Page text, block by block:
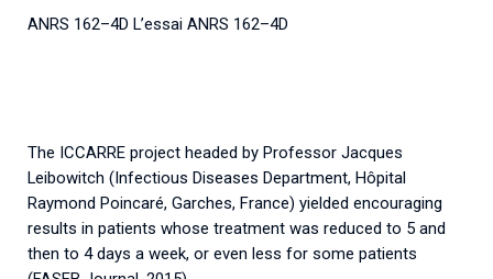
ANRS 162–4D L’essai ANRS 162–4D
The ICCARRE project headed by Professor Jacques
Leibowitch (Infectious Diseases Department, Hôpital
Raymond Poincaré, Garches, France) yielded encouraging
results in patients whose treatment was reduced to 5 and
then to 4 days a week, or even less for some patients